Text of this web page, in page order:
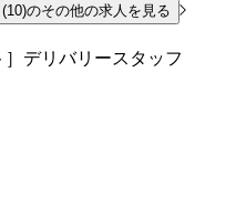
のその他の求人を見る
デリバリースタッフ